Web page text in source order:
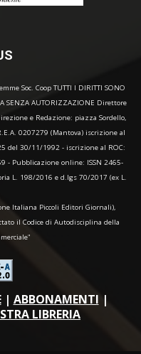
Soc. Coop TUTTI I DIRITTI SONO
SENZA AUTORIZZAZIONE Direttore
e Redazione: piazza Sordello,
0207279 (Mantova) iscrizione al
del 30/11/1992 - iscrizione al ROC:
- Pubblicazione online: ISSN 2465-
L. 198/2016 e d.lgs 70/2017 (ex L.
Italiana Piccoli Editori Giornali),
il Codice di Autodisciplina della
| ABBONAMENTI |
LIBRERIA